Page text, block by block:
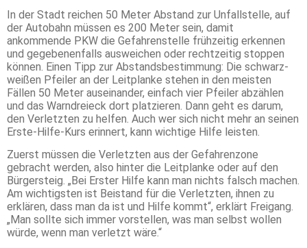
In der Stadt reichen 50 Meter Abstand zur Unfallstelle, auf
der Autobahn müssen es 200 Meter sein, damit
ankommende PKW die Gefahrenstelle frühzeitig erkennen
und gegebenenfalls ausweichen oder rechtzeitig stoppen
können. Einen Tipp zur Abstandsbestimmung: Die schwarz-
weißen Pfeiler an der Leitplanke stehen in den meisten
Fällen 50 Meter auseinander, einfach vier Pfeiler abzählen
und das Warndreieck dort platzieren. Dann geht es darum,
den Verletzten zu helfen. Auch wer sich nicht mehr an seinen
Erste-Hilfe-Kurs erinnert, kann wichtige Hilfe leisten.
Zuerst müssen die Verletzten aus der Gefahrenzone
gebracht werden, also hinter die Leitplanke oder auf den
Bürgersteig. „Bei Erster Hilfe kann man nichts falsch machen.
Am wichtigsten ist Beistand für die Verletzten, ihnen zu
erklären, dass man da ist und Hilfe kommt“, erklärt Freigang.
„Man sollte sich immer vorstellen, was man selbst wollen
würde, wenn man verletzt wäre.“